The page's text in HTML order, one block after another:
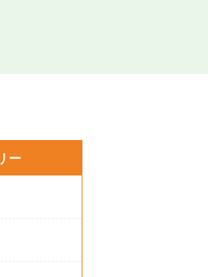
ー